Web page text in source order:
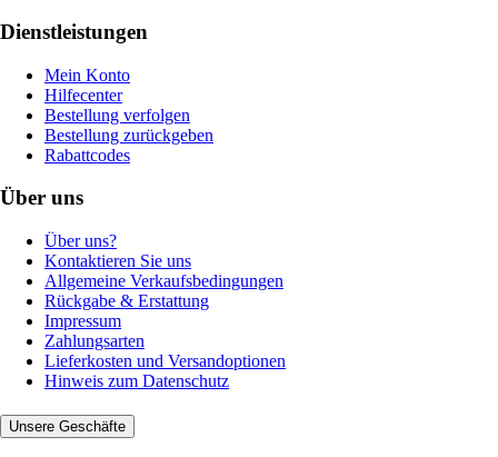
Dienstleistungen
Mein Konto
Hilfecenter
Bestellung verfolgen
Bestellung zurückgeben
Rabattcodes
Über uns
Über uns?
Kontaktieren Sie uns
Allgemeine Verkaufsbedingungen
Rückgabe & Erstattung
Impressum
Zahlungsarten
Lieferkosten und Versandoptionen
Hinweis zum Datenschutz
Unsere Geschäfte